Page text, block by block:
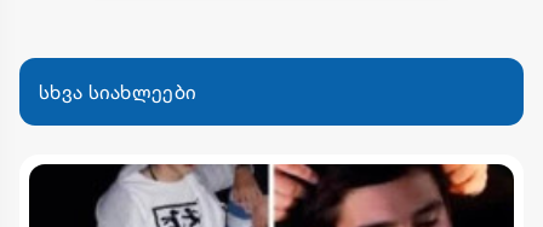
სხვა სიახლეები